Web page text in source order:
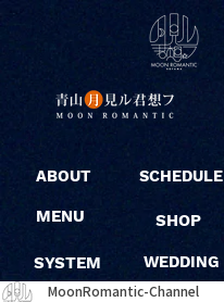
ABOUT
MENU
SYSTEM
SCHEDULE
SHOP
WEDDING
MoonRomantic-Channel